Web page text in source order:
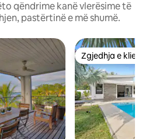
qëndrime kanë vlerësime të
pastërtinë e më shumë.
Zgjedhja e
Zgjedhja e